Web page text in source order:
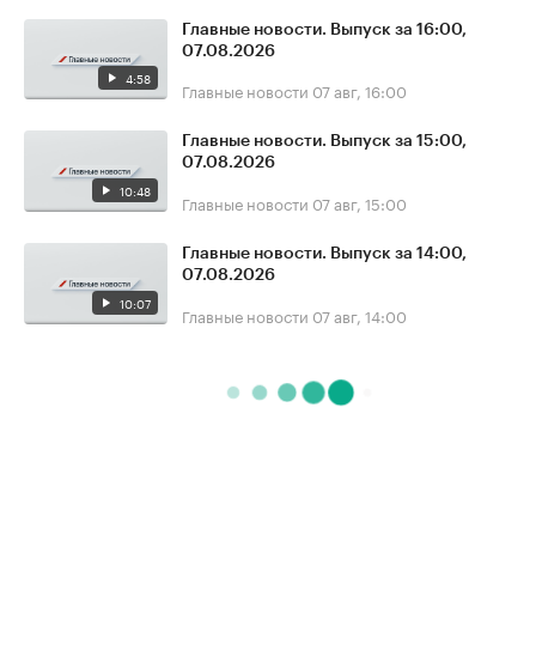
4:58
Главные новости. Выпуск за 16:00,
07.08.2026
Главные новости 07 авг, 16:00
10:48
Главные новости. Выпуск за 15:00,
07.08.2026
Главные новости 07 авг, 15:00
10:07
Главные новости. Выпуск за 14:00,
07.08.2026
Главные новости 07 авг, 14:00